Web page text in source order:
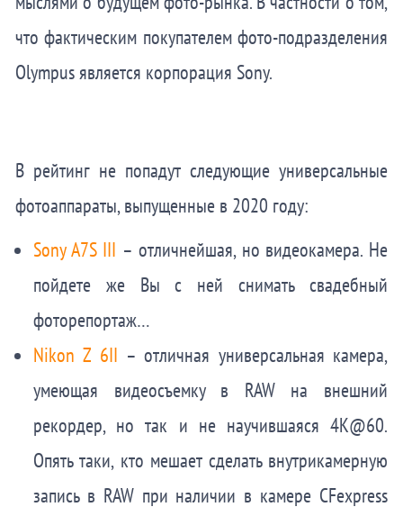
что фактическим покупателем фото-подразделения
Olympus является корпорация Sony.
В рейтинг не попадут следующие универсальные
фотоаппараты, выпущенные в 2020 году:
Sony A7S III – отличнейшая, но видеокамера. Не
пойдете же Вы с ней снимать свадебный
фоторепортаж…
Nikon Z 6II – отличная универсальная камера,
умеющая видеосъемку в RAW на внешний
рекордер, но так и не научившаяся 4K@60.
Опять таки, кто мешает сделать внутрикамерную
запись в RAW при наличии в камере CFexpress